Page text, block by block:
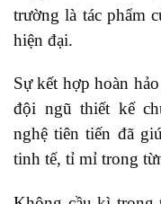
trường là tác phẩm
hiện đại.
Sự kết hợp hoàn
đội ngũ thiết kế
nghệ tiên tiến đã
tinh tế, tỉ mỉ trong